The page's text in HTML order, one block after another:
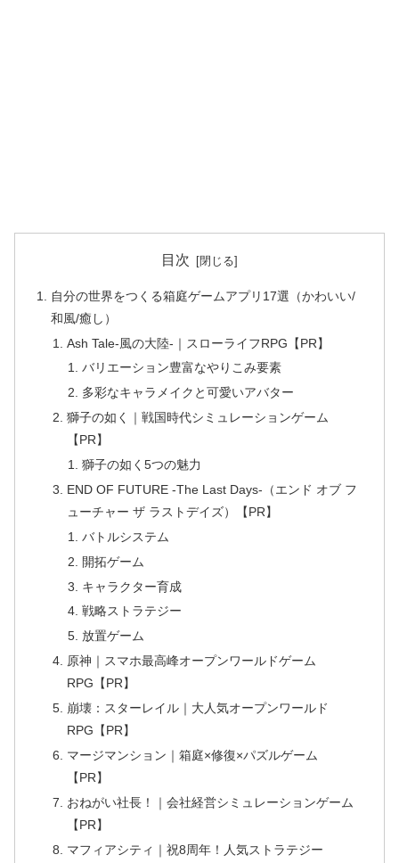
目次
自分の世界をつくる箱庭ゲームアプリ17選（かわいい/
和風/癒し）
Ash Tale-風の大陸-｜スローライフRPG【PR】
バリエーション豊富なやりこみ要素
多彩なキャラメイクと可愛いアバター
獅子の如く｜戦国時代シミュレーションゲーム
【PR】
獅子の如く5つの魅力
END OF FUTURE -The Last Days-（エンド オブ フ
ューチャー ザ ラストデイズ）【PR】
バトルシステム
開拓ゲーム
キャラクター育成
戦略ストラテジー
放置ゲーム
原神｜スマホ最高峰オープンワールドゲーム
RPG【PR】
崩壊：スターレイル｜大人気オープンワールド
RPG【PR】
マージマンション｜箱庭×修復×パズルゲーム
【PR】
おねがい社長！｜会社経営シミュレーションゲーム
【PR】
マフィアシティ｜祝8周年！人気ストラテジー